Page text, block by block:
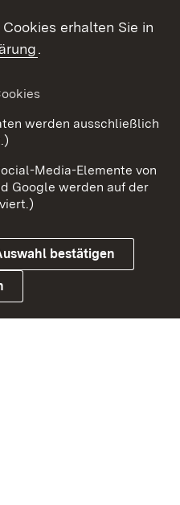
Kontakt
Datenschutz
erhalten Sie in
.
werden ausschließlich
Media-Elemente von
Google werden auf der
bestätigen